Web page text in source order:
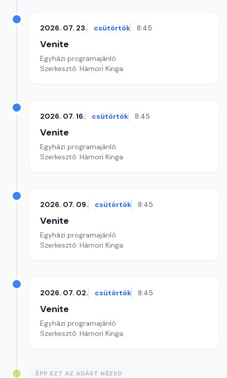
2026. 07. 23. csütörtök 8:45
Venite
Egyházi programajánló
Szerkesztő: Hámori Kinga
2026. 07. 16. csütörtök 8:45
Venite
Egyházi programajánló
Szerkesztő: Hámori Kinga
2026. 07. 09. csütörtök 8:45
Venite
Egyházi programajánló
Szerkesztő: Hámori Kinga
2026. 07. 02. csütörtök 8:45
Venite
Egyházi programajánló
Szerkesztő: Hámori Kinga
ÉPP EZT AZ ADÁST NÉZED